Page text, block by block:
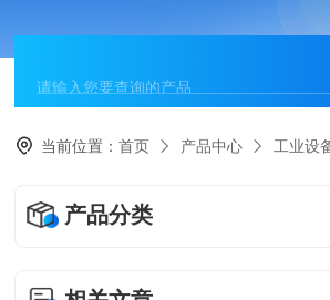
当前位置：首页 产品中心 工业设
产品分类